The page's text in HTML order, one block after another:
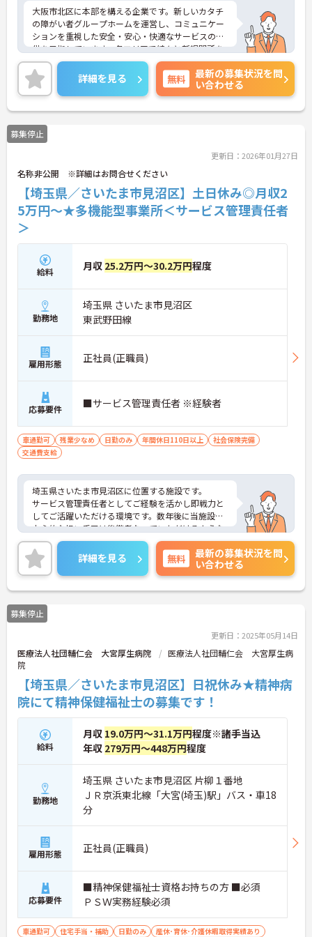
大阪市北区に本部を構える企業です。新しいカタチ
の障がい者グループホームを運営し、コミュニケー
ションを重視した安全・安心・快適なサービスの提
供を目指しています。各エリアで続々と新規開所を
している成長企業で働きませんか？ご興味のある方
には、面接対策ポイントなど、さらに詳細をお話し
いたしますのでお気軽にご相談ください！
詳細を見る 無料
最新の募集状況を問
い合わせる
募集停止
更新日：2026年01月27日
名称非公開 ※詳細はお問合せください
【埼玉県／さいたま市見沼区】土日休み◎月収2
5万円～★多機能型事業所＜サービス管理責任者
＞
給料 月収 25.2万円～30.2万円程度
勤務地
埼玉県 さいたま市見沼区
東武野田線
雇用形態 正社員(正職員)
応募要件 ■サービス管理責任者 ※経験者
車通勤可 残業少なめ 日勤のみ 年間休日110日以上
社会保険完備
交通費支給
埼玉県さいたま市見沼区に位置する施設です。
サービス管理責任者としてご経験を活かし即戦力と
してご活躍いただける環境です。数年後に当施設の
中心的な担い手又は後継者なっていただけるような
意欲のある方をお待ちしております。
ご興味のある方には、面接対策ポイントなど、さら
に詳細をお話しいたしますのでお気軽にご相談くだ
さい！
詳細を見る 無料
最新の募集状況を問
い合わせる
募集停止
更新日：2025年05月14日
医療法人社団輔仁会 大宮厚生病院
医療法人社団輔仁会 大宮厚生病
院
【埼玉県／さいたま市見沼区】日祝休み★精神病
院にて精神保健福祉士の募集です！
給料
月収 19.0万円～31.1万円程度※諸手当込
年収 279万円～448万円程度
勤務地
埼玉県 さいたま市見沼区 片柳１番地
ＪＲ京浜東北線「大宮(埼玉)駅」バス・車18
分
雇用形態 正社員(正職員)
応募要件
■精神保健福祉士資格お持ちの方 ■必須
ＰＳＷ実務経験必須
車通勤可 住宅手当・補助 日勤のみ
産休･育休･介護休暇取得実績あり